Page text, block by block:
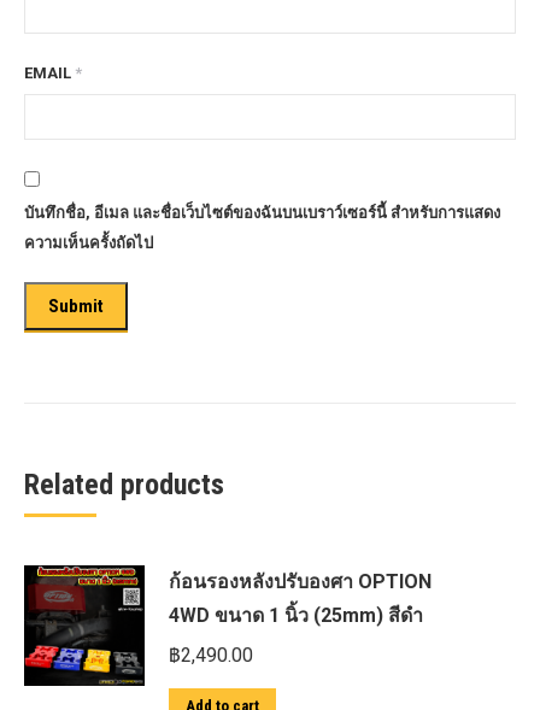
EMAIL *
บันทึกชื่อ, อีเมล และชื่อเว็บไซต์ของฉันบนเบราว์เซอร์นี้ สำหรับการแสดง
ความเห็นครั้งถัดไป
Related products
ก้อนรองหลังปรับองศา OPTION
4WD ขนาด 1 นิ้ว (25mm) สีดำ
฿2,490.00
Add to cart